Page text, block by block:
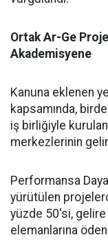
​Ortak Ar-Ge
Akademisyene
​Kanuna eklenen
kapsamında,
iş birliğiyle
merkezlerinin gelir
​Performansa
yürütülen
yüzde 50'si, gelire
elemanlarına